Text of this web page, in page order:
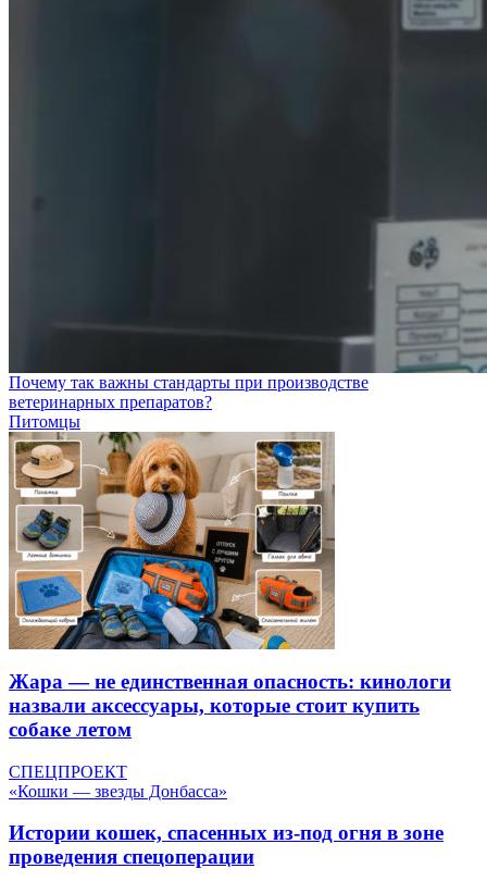
Почему так важны стандарты при производстве
ветеринарных препаратов?
Питомцы
Жара — не единственная опасность: кинологи
назвали аксессуары, которые стоит купить
собаке летом
СПЕЦПРОЕКТ
«Кошки — звезды Донбасса»
Истории кошек, спасенных из-под огня в зоне
проведения спецоперации